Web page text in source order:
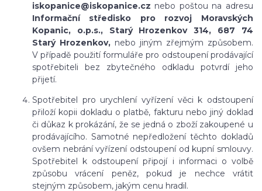
iskopanice@iskopanice.cz nebo poštou na adresu
Informační středisko pro rozvoj Moravských
Kopanic, o.p.s., Starý Hrozenkov 314, 687 74
Starý Hrozenkov, nebo jiným zřejmým způsobem.
V případě použití formuláře pro odstoupení prodávající
spotřebiteli bez zbytečného odkladu potvrdí jeho
přijetí.
Spotřebitel pro urychlení vyřízení věci k odstoupení
přiloží kopii dokladu o platbě, fakturu nebo jiný doklad
či důkaz k prokázání, že se jedná o zboží zakoupené u
prodávajícího. Samotné nepředložení těchto dokladů
ovšem nebrání vyřízení odstoupení od kupní smlouvy.
Spotřebitel k odstoupení připojí i informaci o volbě
způsobu vrácení peněz, pokud je nechce vrátit
stejným způsobem, jakým cenu hradil.